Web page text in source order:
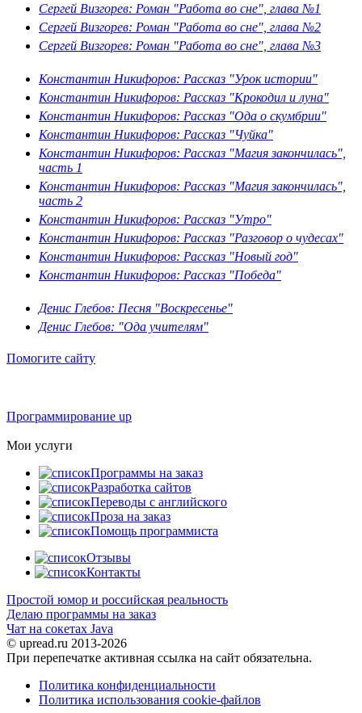
Сергей Визгорев: Роман "Работа во сне", глава №1
Сергей Визгорев: Роман "Работа во сне", глава №2
Сергей Визгорев: Роман "Работа во сне", глава №3
Константин Никифоров: Рассказ "Урок истории"
Константин Никифоров: Рассказ "Крокодил и луна"
Константин Никифоров: Рассказ "Ода о скумбрии"
Константин Никифоров: Рассказ "Чуйка"
Константин Никифоров: Рассказ "Магия закончилась",
часть 1
Константин Никифоров: Рассказ "Магия закончилась",
часть 2
Константин Никифоров: Рассказ "Утро"
Константин Никифоров: Рассказ "Разговор о чудесах"
Константин Никифоров: Рассказ "Новый год"
Константин Никифоров: Рассказ "Победа"
Денис Глебов: Песня "Воскресенье"
Денис Глебов: "Ода учителям"
Помогите сайту
Программирование up
Мои услуги
Программы на заказ
Разработка сайтов
Переводы с английского
Проза на заказ
Помощь программиста
Отзывы
Контакты
Простой юмор и российская реальность
Делаю программы на заказ
Чат на сокетах Java
© upread.ru 2013-2026
При перепечатке активная ссылка на сайт обязательна.
Политика конфиденциальности
Политика использования cookie-файлов